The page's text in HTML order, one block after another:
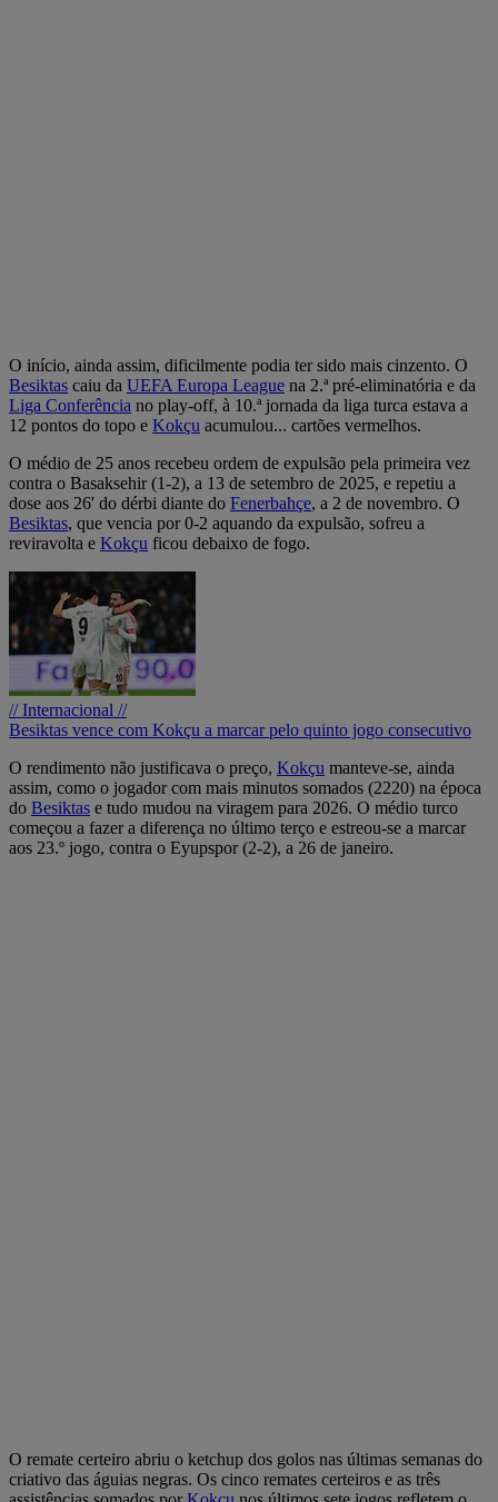
O início, ainda assim, dificilmente podia ter sido mais cinzento. O
Besiktas caiu da UEFA Europa League na 2.ª pré-eliminatória e da
Liga Conferência no play-off, à 10.ª jornada da liga turca estava a
12 pontos do topo e Kokçu acumulou... cartões vermelhos.
O médio de 25 anos recebeu ordem de expulsão pela primeira vez
contra o Basaksehir (1-2), a 13 de setembro de 2025, e repetiu a
dose aos 26' do dérbi diante do Fenerbahçe, a 2 de novembro. O
Besiktas, que vencia por 0-2 aquando da expulsão, sofreu a
reviravolta e Kokçu ficou debaixo de fogo.
// Internacional //
Besiktas vence com Kokçu a marcar pelo quinto jogo consecutivo
O rendimento não justificava o preço, Kokçu manteve-se, ainda
assim, como o jogador com mais minutos somados (2220) na época
do Besiktas e tudo mudou na viragem para 2026. O médio turco
começou a fazer a diferença no último terço e estreou-se a marcar
aos 23.º jogo, contra o Eyupspor (2-2), a 26 de janeiro.
O remate certeiro abriu o ketchup dos golos nas últimas semanas do
criativo das águias negras. Os cinco remates certeiros e as três